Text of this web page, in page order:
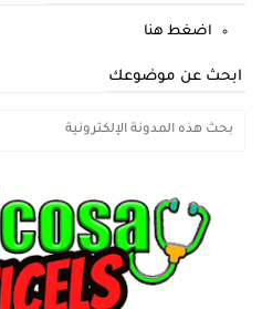
اضغط هنا
ابحث عن موضوعك